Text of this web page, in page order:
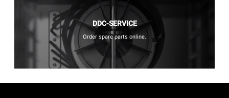
DDC-SERVICE
Order spare parts online.